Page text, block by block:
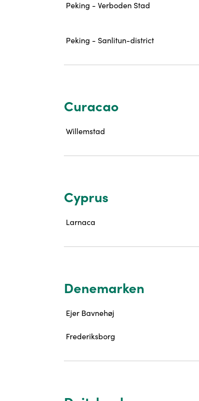
Peking - Verboden Stad
Peking - Sanlitun-district
Curacao
Willemstad
Cyprus
Larnaca
Denemarken
Ejer Bavnehøj
Frederiksborg